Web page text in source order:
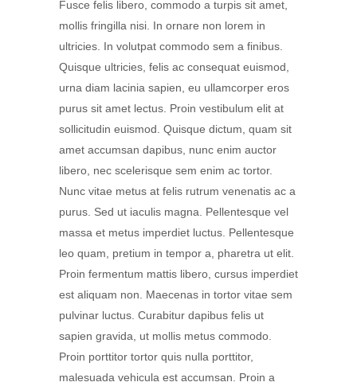
Fusce felis libero, commodo a turpis sit amet,
mollis fringilla nisi. In ornare non lorem in
ultricies. In volutpat commodo sem a finibus.
Quisque ultricies, felis ac consequat euismod,
urna diam lacinia sapien, eu ullamcorper eros
purus sit amet lectus. Proin vestibulum elit at
sollicitudin euismod. Quisque dictum, quam sit
amet accumsan dapibus, nunc enim auctor
libero, nec scelerisque sem enim ac tortor.
Nunc vitae metus at felis rutrum venenatis ac a
purus. Sed ut iaculis magna. Pellentesque vel
massa et metus imperdiet luctus. Pellentesque
leo quam, pretium in tempor a, pharetra ut elit.
Proin fermentum mattis libero, cursus imperdiet
est aliquam non. Maecenas in tortor vitae sem
pulvinar luctus. Curabitur dapibus felis ut
sapien gravida, ut mollis metus commodo.
Proin porttitor tortor quis nulla porttitor,
malesuada vehicula est accumsan. Proin a